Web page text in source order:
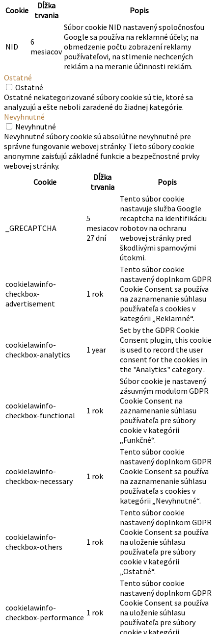
Cookie
Dĺžka
trvania
Popis
NID
6
mesiacov
Súbor cookie NID nastavený spoločnosťou
Google sa používa na reklamné účely; na
obmedzenie počtu zobrazení reklamy
používateľovi, na stlmenie nechcených
reklám a na meranie účinnosti reklám.
Ostatné
Ostatné
Ostatné nekategorizované súbory cookie sú tie, ktoré sa
analyzujú a ešte neboli zaradené do žiadnej kategórie.
Nevyhnutné
Nevyhnutné
Nevyhnutné súbory cookie sú absolútne nevyhnutné pre
správne fungovanie webovej stránky. Tieto súbory cookie
anonymne zaisťujú základné funkcie a bezpečnostné prvky
webovej stránky.
Cookie
Dĺžka
trvania
Popis
_GRECAPTCHA
5
mesiacov
27 dní
Tento súbor cookie
nastavuje služba Google
recaptcha na identifikáciu
robotov na ochranu
webovej stránky pred
škodlivými spamovými
útokmi.
cookielawinfo-
checkbox-
advertisement
1 rok
Tento súbor cookie
nastavený doplnkom GDPR
Cookie Consent sa používa
na zaznamenanie súhlasu
používateľa s cookies v
kategórii „Reklamné“.
cookielawinfo-
checkbox-analytics
1 year
Set by the GDPR Cookie
Consent plugin, this cookie
is used to record the user
consent for the cookies in
the "Analytics" category .
cookielawinfo-
checkbox-functional
1 rok
Súbor cookie je nastavený
zásuvným modulom GDPR
Cookie Consent na
zaznamenanie súhlasu
používateľa pre súbory
cookie v kategórii
„Funkčné“.
cookielawinfo-
checkbox-necessary
1 rok
Tento súbor cookie
nastavený doplnkom GDPR
Cookie Consent sa používa
na zaznamenanie súhlasu
používateľa s cookies v
kategórii „Nevyhnutné“.
cookielawinfo-
checkbox-others
1 rok
Tento súbor cookie
nastavený doplnkom GDPR
Cookie Consent sa používa
na uloženie súhlasu
používateľa pre súbory
cookie v kategórii
„Ostatné“.
cookielawinfo-
checkbox-performance 1 rok
Tento súbor cookie
nastavený doplnkom GDPR
Cookie Consent sa používa
na uloženie súhlasu
používateľa pre súbory